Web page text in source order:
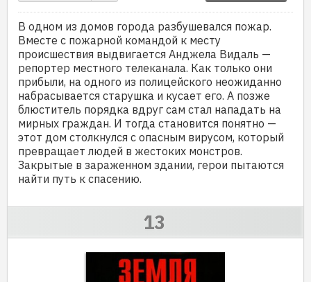
В одном из домов города разбушевался пожар.
Вместе с пожарной командой к месту
происшествия выдвигается Анджела Видаль —
репортер местного телеканала. Как только они
прибыли, на одного из полицейского неожиданно
набрасывается старушка и кусает его. А позже
блюститель порядка вдруг сам стал нападать на
мирных граждан. И тогда становится понятно —
этот дом столкнулся с опасным вирусом, который
превращает людей в жестоких монстров.
Закрытые в зараженном здании, герои пытаются
найти путь к спасению.